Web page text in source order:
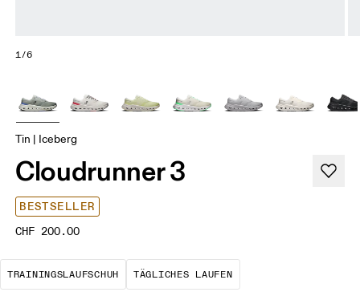
1/6
Tin | Iceberg
Cloudrunner 3
BESTSELLER
CHF 200.00
TRAININGSLAUFSCHUH
Der optimale Schuh für die meisten
TÄGLICHES LAUFEN
Das ist deine Basis.